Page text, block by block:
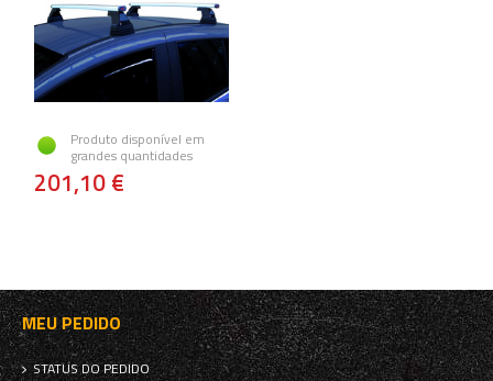
Produto disponível em
grandes quantidades
201,10 €
MEU PEDIDO
STATUS DO PEDIDO